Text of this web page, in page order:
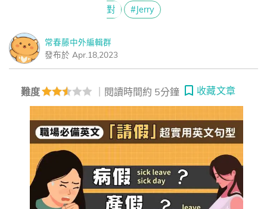
對
#Jerry
常春藤中外編輯群
發布於 Apr.18,2023
難度 ｜閱讀時間約 5分鐘 收藏文章